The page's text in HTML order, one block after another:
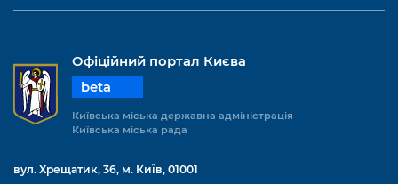
Офіційний портал Києва
beta
Київська міська державна адміністрація
Київська міська рада
вул. Хрещатик, 36, м. Київ, 01001